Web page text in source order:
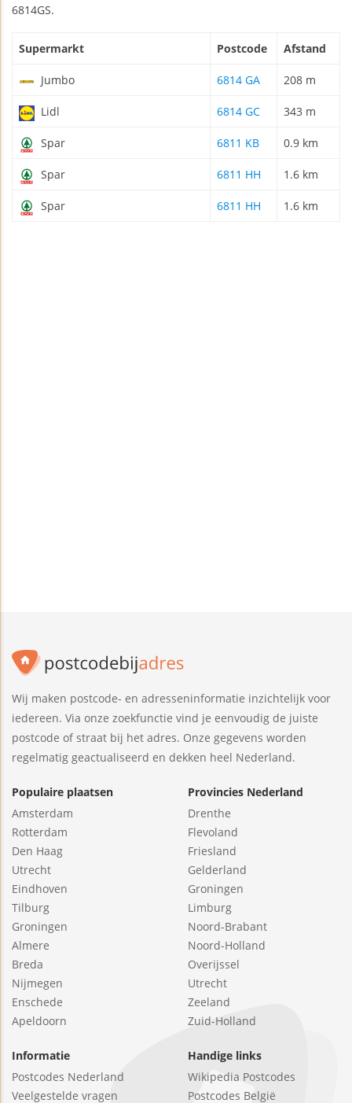
6814GS.
Supermarkt Postcode Afstand
Jumbo 6814 GA 208 m
Lidl 6814 GC 343 m
Spar 6811 KB 0.9 km
Spar 6811 HH 1.6 km
Spar 6811 HH 1.6 km
Wij maken postcode- en adresseninformatie inzichtelijk voor
iedereen. Via onze zoekfunctie vind je eenvoudig de juiste
postcode of straat bij het adres. Onze gegevens worden
regelmatig geactualiseerd en dekken heel Nederland.
Populaire plaatsen
Amsterdam
Rotterdam
Den Haag
Utrecht
Eindhoven
Tilburg
Groningen
Almere
Breda
Nijmegen
Enschede
Apeldoorn
Provincies Nederland
Drenthe
Flevoland
Friesland
Gelderland
Groningen
Limburg
Noord-Brabant
Noord-Holland
Overijssel
Utrecht
Zeeland
Zuid-Holland
Informatie
Postcodes Nederland
Veelgestelde vragen
Handige links
Wikipedia Postcodes
Postcodes België